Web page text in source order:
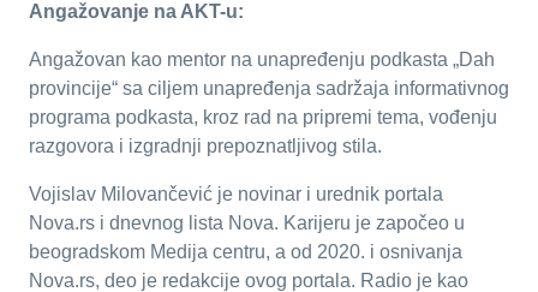
Angažovanje na AKT-u:
Angažovan kao mentor na unapređenju podkasta „Dah
provincije“ sa ciljem unapređenja sadržaja informativnog
programa podkasta, kroz rad na pripremi tema, vođenju
razgovora i izgradnji prepoznatljivog stila.
Vojislav Milovančević je novinar i urednik portala
Nova.rs i dnevnog lista Nova. Karijeru je započeo u
beogradskom Medija centru, a od 2020. i osnivanja
Nova.rs, deo je redakcije ovog portala. Radio je kao